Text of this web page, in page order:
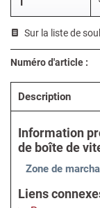
Sur la liste de
Numéro d'article :
Description
Information
de boîte de
Zone de
Liens